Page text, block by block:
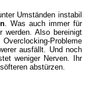
Umständen instabil
. Was auch immer für
werden. Also bereinigt
Probleme
ausfällt. Und noch
weniger Nerven. Ihr
abstürzen.